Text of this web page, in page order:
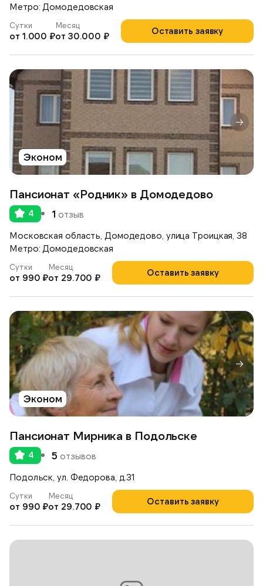
Метро: Домодедовская
Оставить заявку
Сутки
от 1.000 ₽
Месяц
от 30.000 ₽
Эконом
Пансионат «Родник» в Домодедово
4 1 отзыв
Московская область, Домодедово, улица Троицкая, 38
Метро: Домодедовская
Оставить заявку
Сутки
от 990 ₽
Месяц
от 29.700 ₽
Эконом
Пансионат Мирника в Подольске
4 5 отзывов
Подольск, ул. Федорова, д.31
Оставить заявку
Сутки
от 990 ₽
Месяц
от 29.700 ₽